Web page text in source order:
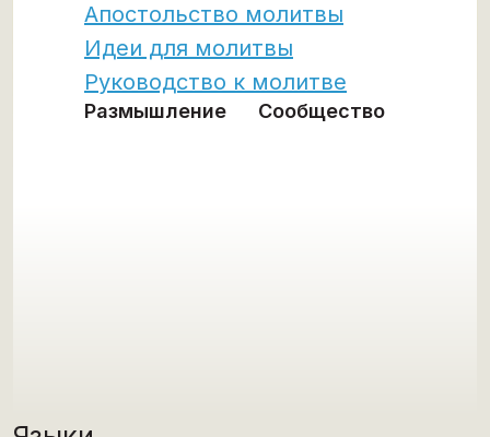
Апостольство молитвы
Идеи для молитвы
Руководство к молитве
Размышление Сообщество